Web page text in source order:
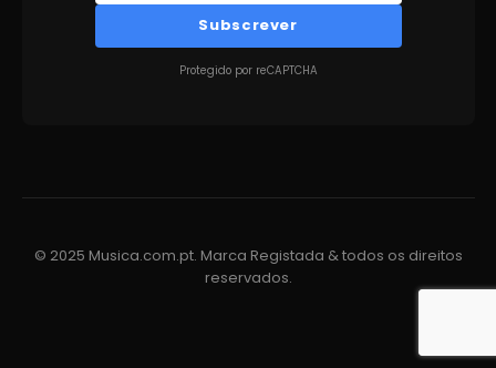
Subscrever
Protegido por reCAPTCHA
© 2025 Musica.com.pt. Marca Registada & todos os direitos
reservados.